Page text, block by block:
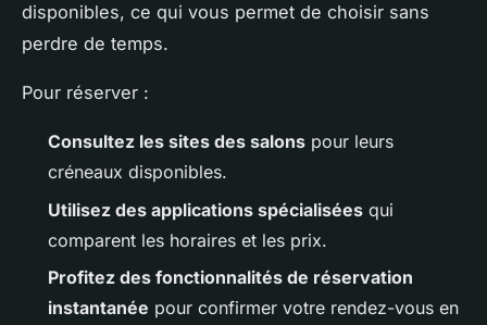
disponibles, ce qui vous permet de choisir sans
perdre de temps.
Pour réserver :
Consultez les sites des salons pour leurs
créneaux disponibles.
Utilisez des applications spécialisées qui
comparent les horaires et les prix.
Profitez des fonctionnalités de réservation
instantanée pour confirmer votre rendez-vous en